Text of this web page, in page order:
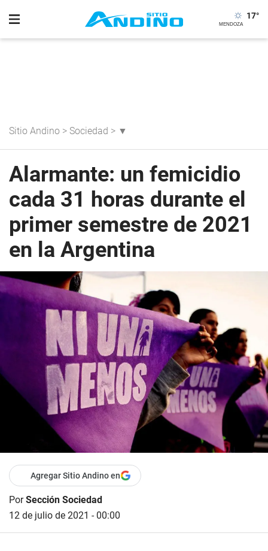
17°
Sitio Andino > Sociedad > ▼
Alarmante: un femicidio
cada 31 horas durante el
primer semestre de 2021
en la Argentina
Agregar Sitio Andino en
PorSección Sociedad
12 de julio de 2021 - 00:00